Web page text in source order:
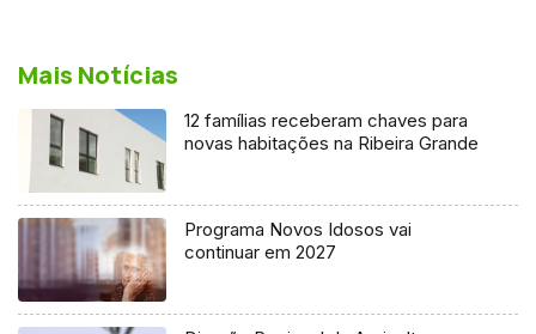
Mais Notícias
12 famílias receberam chaves para
novas habitações na Ribeira Grande
Programa Novos Idosos vai
continuar em 2027